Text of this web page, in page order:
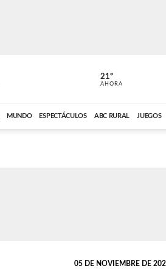
ABC CARDINAL
21º
AHORA
MUNDO ESPECTÁCULOS ABC RURAL JUEGOS
05 DE NOVIEMBRE DE